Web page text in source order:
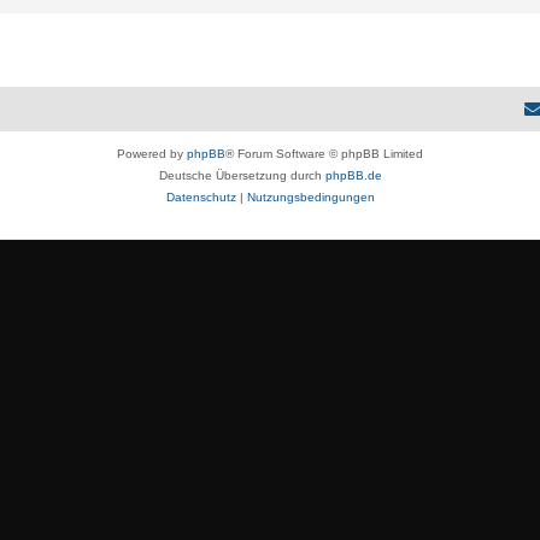
Powered by phpBB® Forum Software © phpBB Limited
Deutsche Übersetzung durch phpBB.de
Datenschutz| Nutzungsbedingungen